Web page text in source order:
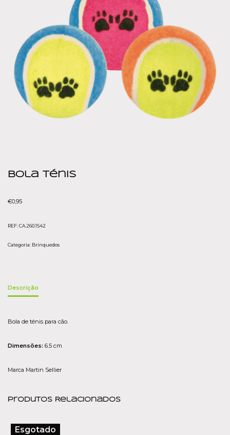
Bola ténis
€0,95
REF:CA.260.1542
Categoria: Brinquedos
Descrição
Bola de ténis para cão.
Dimensões: 6.5 cm
Marca Martin Sellier
Produtos Relacionados
Esgotado